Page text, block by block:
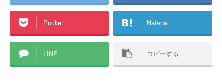
Pocket Hatena
LINE コピーする